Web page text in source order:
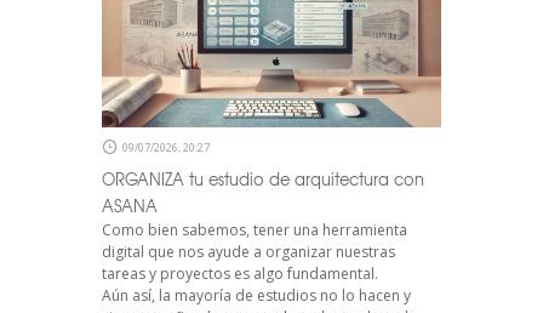
09/07/2026, 20:27
ORGANIZA tu estudio de arquitectura con
ASANA
Como bien sabemos, tener una herramienta
digital que nos ayude a organizar nuestras
tareas y proyectos es algo fundamental.
Aún así, la mayoría de estudios no lo hacen y